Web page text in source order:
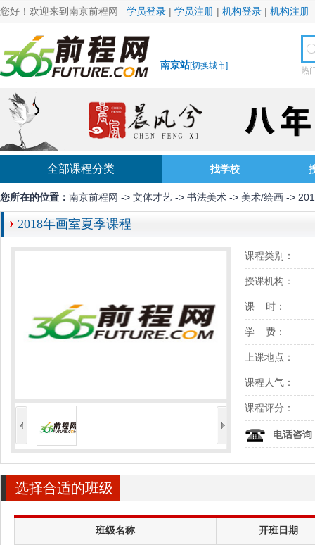
您好！欢迎来到南京前程网 学员登录 | 学员注册 | 机构登录 | 机构注册
南京站[切换城市] 热
全部课程分类 找学校
您所在的位置： 南京前程网 -> 文体才艺 -> 书法美术 -> 美术/绘画 ->
2018年画室夏季课程
课程类别：
授课机构：
课 时：
学 费：
上课地点：
课程人气：
课程评分：
电话咨询
选择合适的班级
班级名称 开班日期